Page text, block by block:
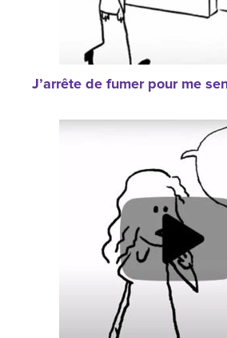
J’arrête de fumer pour me